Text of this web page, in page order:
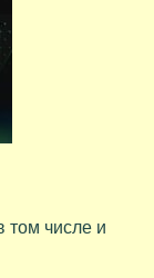
том числе и